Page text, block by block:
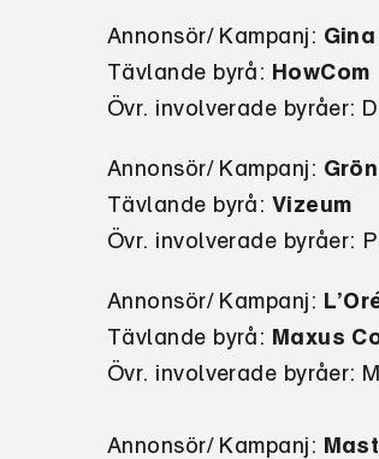
Annonsör/ Kampanj:
Tävlande byrå: HowCom
Övr. involverade byråer:
Annonsör/ Kampanj:
Tävlande byrå: Vizeum
Övr. involverade byråer:
Annonsör/ Kampanj:
Tävlande byrå: Maxus
Övr. involverade byråer:
Annonsör/ Kampanj: